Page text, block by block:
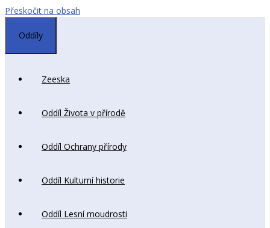
Přeskočit na obsah
Oddíly
Zeeska
Oddíl Života v přírodě
Oddíl Ochrany přírody
Oddíl Kulturní historie
Oddíl Lesní moudrosti